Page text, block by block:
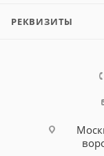
РЕКВИЗИТЫ